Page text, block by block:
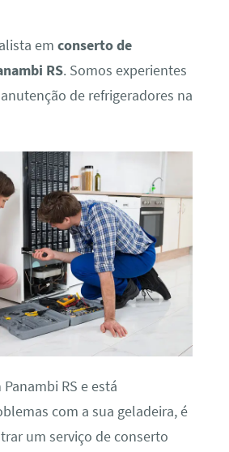
em conserto de
RS. Somos experientes
de refrigeradores na
RS e está
com a sua geladeira, é
um serviço de conserto